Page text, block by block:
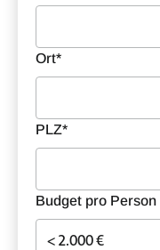
Ort*
PLZ*
Budget pro Person